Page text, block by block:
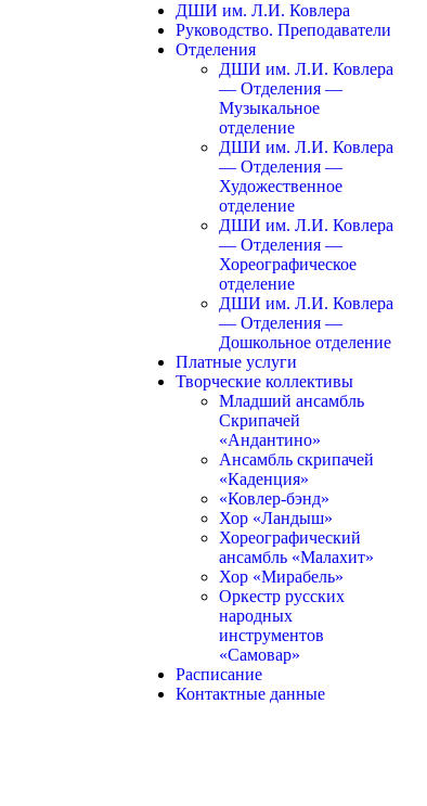
ДШИ им. Л.И. Ковлера
Руководство. Преподаватели
Отделения
ДШИ им. Л.И. Ковлера
— Отделения —
Музыкальное
отделение
ДШИ им. Л.И. Ковлера
— Отделения —
Художественное
отделение
ДШИ им. Л.И. Ковлера
— Отделения —
Хореографическое
отделение
ДШИ им. Л.И. Ковлера
— Отделения —
Дошкольное отделение
Платные услуги
Творческие коллективы
Младший ансамбль
Скрипачей
«Андантино»
Ансамбль скрипачей
«Каденция»
«Ковлер-бэнд»
Хор «Ландыш»
Хореографический
ансамбль «Малахит»
Хор «Мирабель»
Оркестр русских
народных
инструментов
«Самовар»
Расписание
Контактные данные